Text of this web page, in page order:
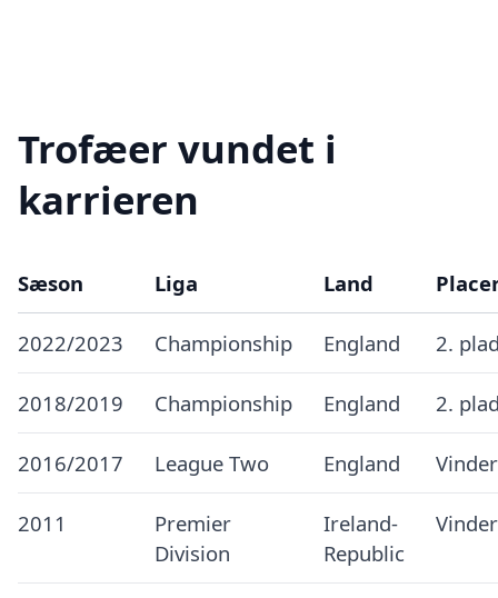
Trofæer vundet i
karrieren
Sæson Liga Land
2022/2023 Championship England 2.
2018/2019 Championship England 2.
2016/2017 League Two England Vinder
2011
Premier
Division
Ireland-
Republic
Vinder